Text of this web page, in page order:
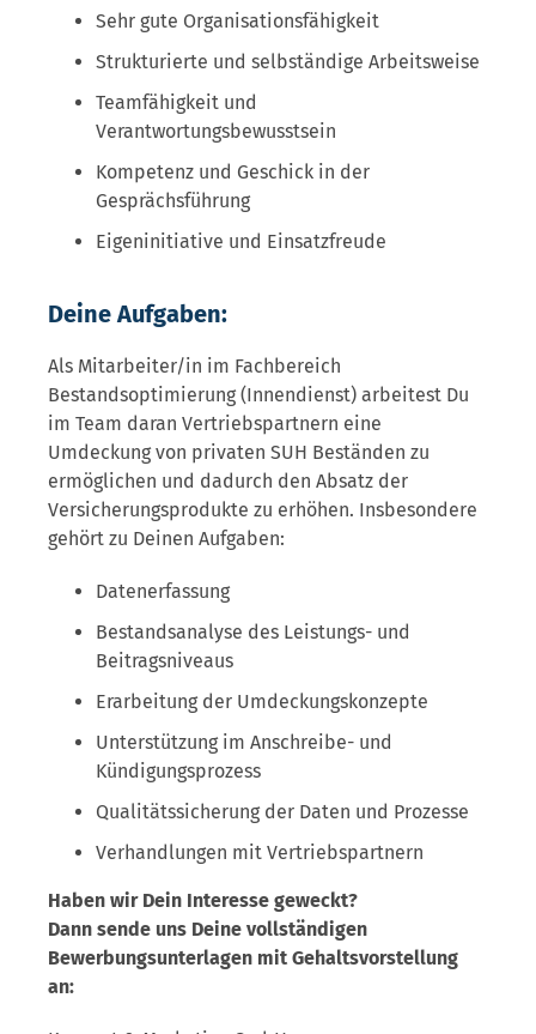
Sehr gute Organisationsfähigkeit
Strukturierte und selbständige Arbeitsweise
Teamfähigkeit und
Verantwortungsbewusstsein
Kompetenz und Geschick in der
Gesprächsführung
Eigeninitiative und Einsatzfreude
Deine Aufgaben:
Als Mitarbeiter/in im Fachbereich
Bestandsoptimierung (Innendienst) arbeitest Du
im Team daran Vertriebspartnern eine
Umdeckung von privaten SUH Beständen zu
ermöglichen und dadurch den Absatz der
Versicherungsprodukte zu erhöhen. Insbesondere
gehört zu Deinen Aufgaben:
Datenerfassung
Bestandsanalyse des Leistungs- und
Beitragsniveaus
Erarbeitung der Umdeckungskonzepte
Unterstützung im Anschreibe- und
Kündigungsprozess
Qualitätssicherung der Daten und Prozesse
Verhandlungen mit Vertriebspartnern
Haben wir Dein Interesse geweckt?
Dann sende uns Deine vollständigen
Bewerbungsunterlagen mit Gehaltsvorstellung
an: